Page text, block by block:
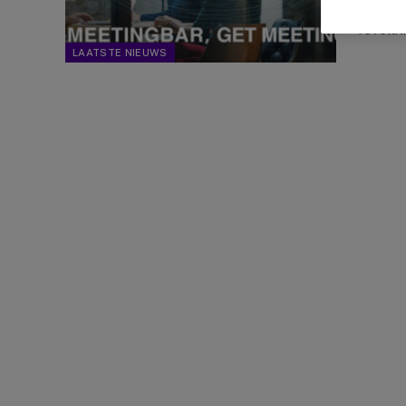
LAATSTE NIEUWS